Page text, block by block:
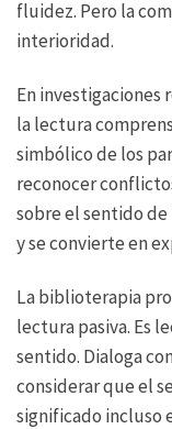
fluidez. Pero la
interioridad.
En investigaciones
la lectura
simbólico de los
reconocer
sobre el sentido de
y se convierte en
La biblioterapia
lectura pasiva. Es
sentido. Dialoga
considerar que el
significado incluso